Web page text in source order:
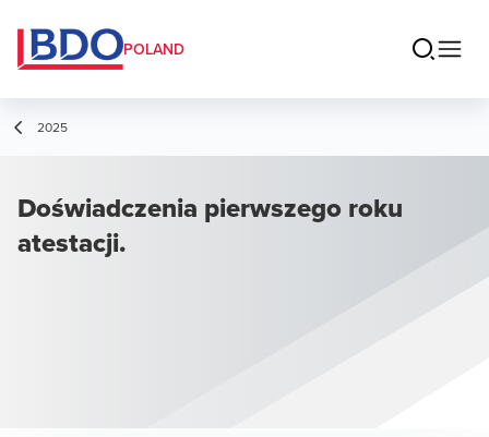
POLAND
2025
Doświadczenia pierwszego roku
atestacji.